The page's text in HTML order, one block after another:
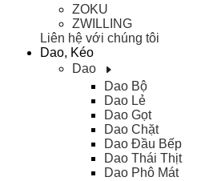
ZOKU
ZWILLING
Liên hệ với chúng tôi
Dao, Kéo
Dao
Dao Bộ
Dao Lẻ
Dao Gọt
Dao Chặt
Dao Đầu Bếp
Dao Thái Thịt
Dao Phô Mát